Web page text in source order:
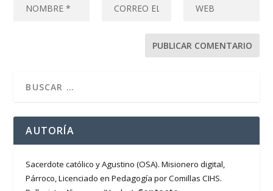
AUTORÍA
Sacerdote católico y Agustino (OSA). Misionero digital,
Párroco, Licenciado en Pedagogía por Comillas CIHS.